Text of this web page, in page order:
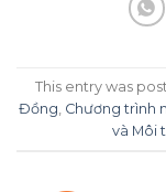
This entry was
Đồng Chương trình
và Môi